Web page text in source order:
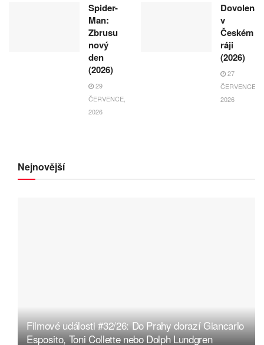
Spider-
Man:
Zbrusu
nový
den
(2026)
29
ČERVENCE,
2026
Dovolená
v
Českém
ráji
(2026)
27
ČERVENCE,
2026
Nejnovější
Filmové události #32/26: Do Prahy dorazí Giancarlo
Esposito, Toni Collette nebo Dolph Lundgren